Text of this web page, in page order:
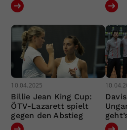
10.04.2025
Billie Jean King Cup:
ÖTV-Lazarett spielt
gegen den Abstieg